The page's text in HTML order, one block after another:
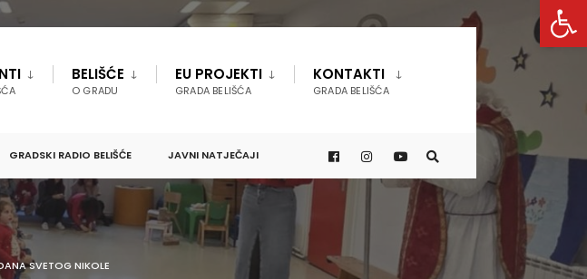
BELIŠĆE
O GRADU
EU PROJEKTI
GRADA BELIŠĆA
KONTAKTI
GRADA BELIŠĆA
GRADSKI RADIO BELIŠĆE JAVNI NATJEČAJI
SVETOG NIKOLE